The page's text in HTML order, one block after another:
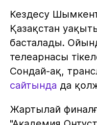
Кездесу
Қазақстан
басталады.
телеарнасы
Сондай-ақ,
сайтында да
Жартылай